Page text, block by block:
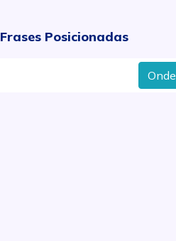
Frases Posicionadas
Onde